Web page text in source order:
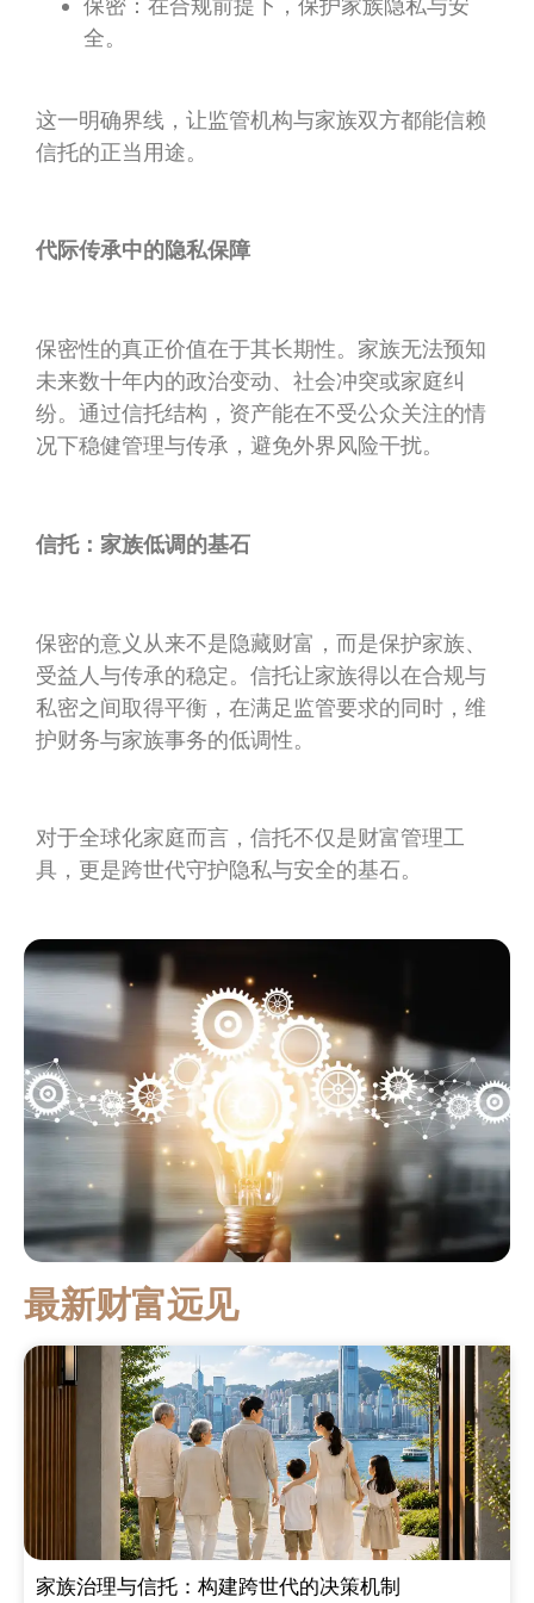
保密：在合规前提下，保护家族隐私与安
全。
这一明确界线，让监管机构与家族双方都能信赖
信托的正当用途。
代际传承中的隐私保障
保密性的真正价值在于其长期性。家族无法预知
未来数十年内的政治变动、社会冲突或家庭纠
纷。通过信托结构，资产能在不受公众关注的情
况下稳健管理与传承，避免外界风险干扰。
信托：家族低调的基石
保密的意义从来不是隐藏财富，而是保护家族、
受益人与传承的稳定。信托让家族得以在合规与
私密之间取得平衡，在满足监管要求的同时，维
护财务与家族事务的低调性。
对于全球化家庭而言，信托不仅是财富管理工
具，更是跨世代守护隐私与安全的基石。
最新财富远见
家族治理与信托：构建跨世代的决策机制